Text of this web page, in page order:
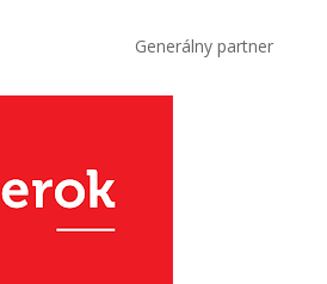
Generálny partner